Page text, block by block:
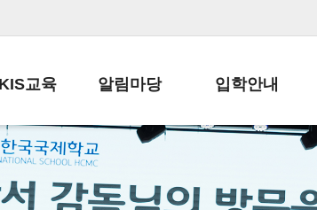
KIS교육
육목표
학사일정
알림마당
공지사항
납부금 안내
입학안내
전-편입 서류양식